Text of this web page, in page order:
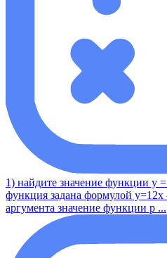
1) найдите значение функции у
функция задана формулой
аргумента значение функции р ...